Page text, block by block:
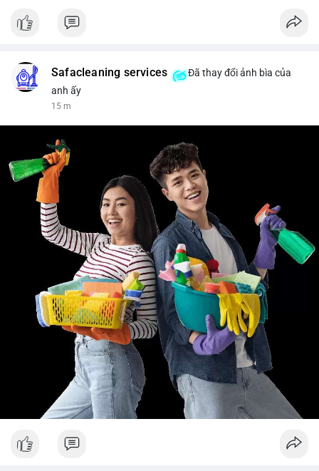
📰 Nguồn: Cointelegraph
Safacleaning services
Đã thay đổi ảnh bìa của
anh ấy
15 m